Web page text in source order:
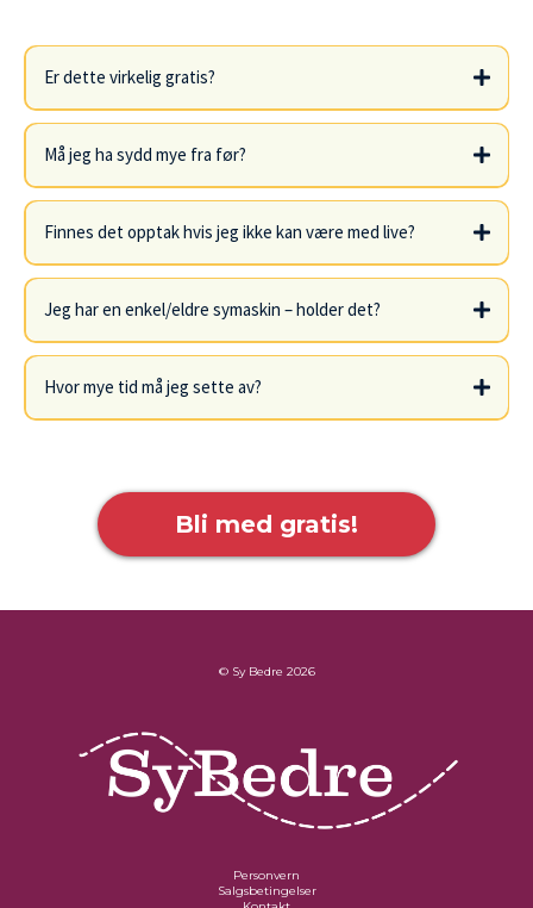
Er dette virkelig gratis?
Må jeg ha sydd mye fra før?
Finnes det opptak hvis jeg ikke kan være med live?
Jeg har en enkel/eldre symaskin – holder det?
Hvor mye tid må jeg sette av?
Bli med gratis!
© Sy Bedre 2026
Personvern
Salgsbetingelser